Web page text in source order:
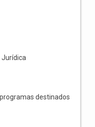
Jurídica
destinados